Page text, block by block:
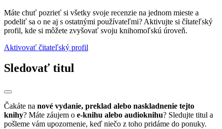
Máte chuť pozrieť si všetky svoje recenzie na jednom mieste a
podeliť sa o ne aj s ostatnými používateľmi? Aktivujte si čítateľský
profil, kde si môžete zvyšovať svoju knihomoľskú úroveň.
Aktivovať čitateľský profil
Sledovať titul
Čakáte na nové vydanie, preklad alebo naskladnenie tejto
knihy? Máte záujem o e-knihu alebo audioknihu? Sledujte titul a
pošleme vám upozornenie, keď niečo z toho pridáme do ponuky.